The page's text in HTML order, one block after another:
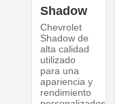
Shadow
Chevrolet
Shadow de
alta calidad
utilizado
para una
apariencia y
rendimiento